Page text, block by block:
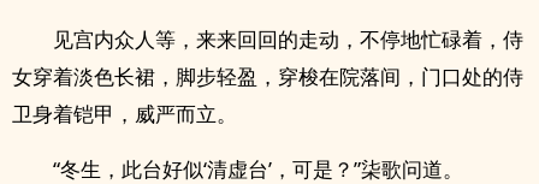
见宫内众人等，来来回回的走动，不停地忙碌着，侍
女穿着淡色长裙，脚步轻盈，穿梭在院落间，门口处的侍
卫身着铠甲，威严而立。
“冬生，此台好似‘清虚台’，可是？”柒歌问道。